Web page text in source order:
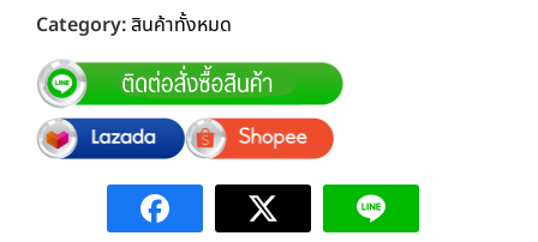
Category:สินค้าทั้งหมด